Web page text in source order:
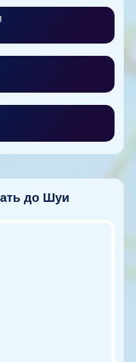
до Шуи